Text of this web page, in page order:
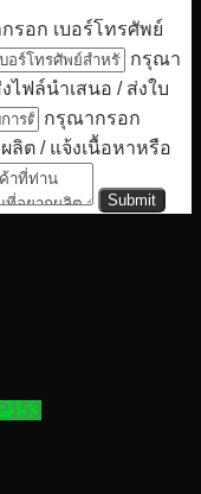
รอก เบอร์โทรศัพย์
กรุณา
ไฟล์นำเสนอ / ส่งใบ
กรุณากรอก
ต / แจ้งเนื้อหาหรือ